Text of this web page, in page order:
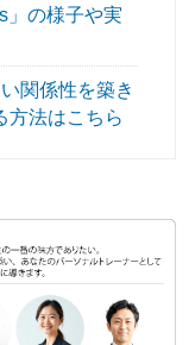
」の様子や実
関係性を築き
方法はこちら